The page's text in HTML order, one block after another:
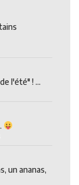
l'été" ! ...
un ananas,